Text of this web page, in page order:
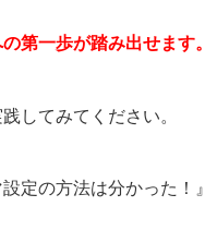
第一歩が踏み出せます。
してみてください。
設定の方法は分かった！』